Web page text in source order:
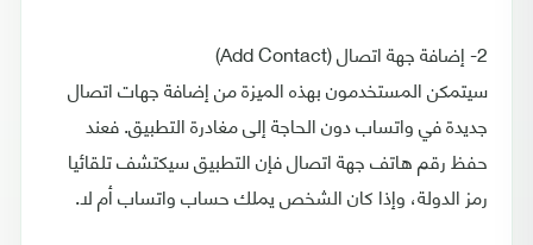
2- إضافة جهة اتصال (Add Contact)
سيتمكن المستخدمون بهذه الميزة من إضافة جهات اتصال
جديدة في واتساب دون الحاجة إلى مغادرة التطبيق. فعند
حفظ رقم هاتف جهة اتصال فإن التطبيق سيكتشف تلقائيا
رمز الدولة، وإذا كان الشخص يملك حساب واتساب أم لا.